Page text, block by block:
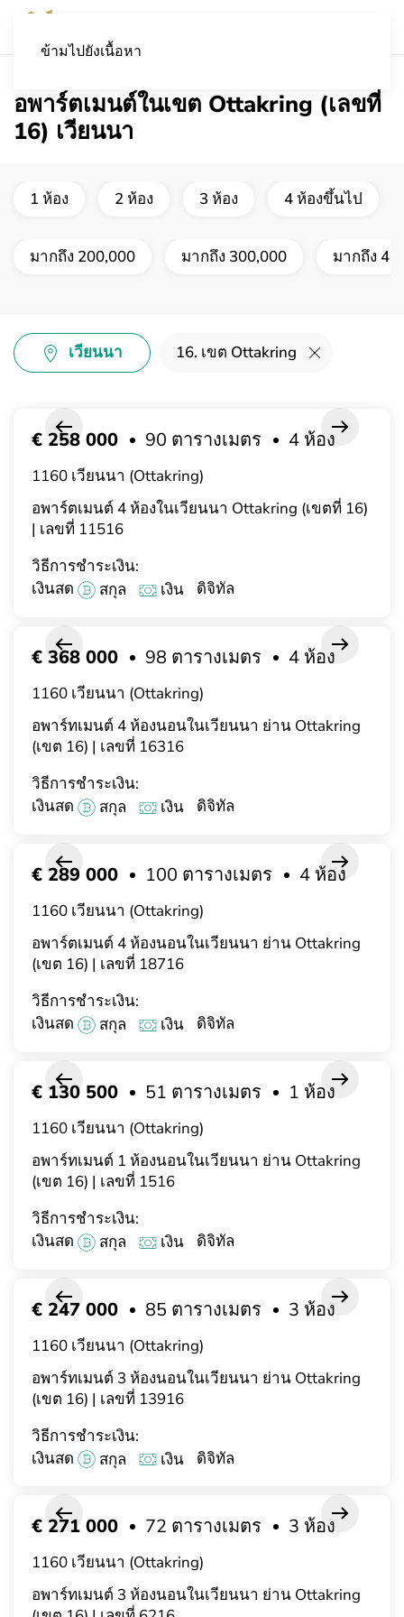
ข้ามไปยังเนื้อหา
อพาร์ตเมนต์ในเขต Ottakring (เลขที่
16) เวียนนา
1 ห้อง 2 ห้อง 3 ห้อง 4 ห้องขึ้นไป
มากถึง 200,000 มากถึง 300,000 มากถึง
เวียนนา 16. เขต Ottakring
อพาร์ตเมนต์ 4 ห้องในเวียนนา Ottakring (เขตที่ 16)
| เลขที่ 11516
€ 258 000 90 ตารางเมตร 4 ห้อง
1160 เวียนนา (Ottakring)
วิธีการชำระเงิน:
เงินสด
สกุล เงิน ดิจิทัล
อพาร์ทเมนต์ 4 ห้องนอนในเวียนนา ย่าน Ottakring
(เขต 16) | เลขที่ 16316
€ 368 000 98 ตารางเมตร 4 ห้อง
1160 เวียนนา (Ottakring)
วิธีการชำระเงิน:
เงินสด
สกุล เงิน ดิจิทัล
อพาร์ตเมนต์ 4 ห้องนอนในเวียนนา ย่าน Ottakring
(เขต 16) | เลขที่ 18716
€ 289 000 100 ตารางเมตร 4 ห้อง
1160 เวียนนา (Ottakring)
วิธีการชำระเงิน:
เงินสด
สกุล เงิน ดิจิทัล
อพาร์ทเมนต์ 1 ห้องนอนในเวียนนา ย่าน Ottakring
(เขต 16) | เลขที่ 1516
€ 130 500 51 ตารางเมตร 1 ห้อง
1160 เวียนนา (Ottakring)
วิธีการชำระเงิน:
เงินสด
สกุล เงิน ดิจิทัล
อพาร์ทเมนต์ 3 ห้องนอนในเวียนนา ย่าน Ottakring
(เขต 16) | เลขที่ 13916
€ 247 000 85 ตารางเมตร 3 ห้อง
1160 เวียนนา (Ottakring)
วิธีการชำระเงิน:
เงินสด
สกุล เงิน ดิจิทัล
อพาร์ทเมนต์ 3 ห้องนอนในเวียนนา ย่าน Ottakring
€ 271 000 72 ตารางเมตร 3 ห้อง
1160 เวียนนา (Ottakring)